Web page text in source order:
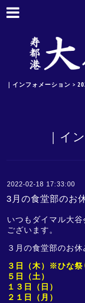
｜インフォメーション >
｜イ
2022-02-18 17:33:00
3月の食堂部のお
いつもダイマル大
ございます。
３月の食堂部のお
３日（木） ※ひな祭
５日（土）
１３日（日）
２１日（月）